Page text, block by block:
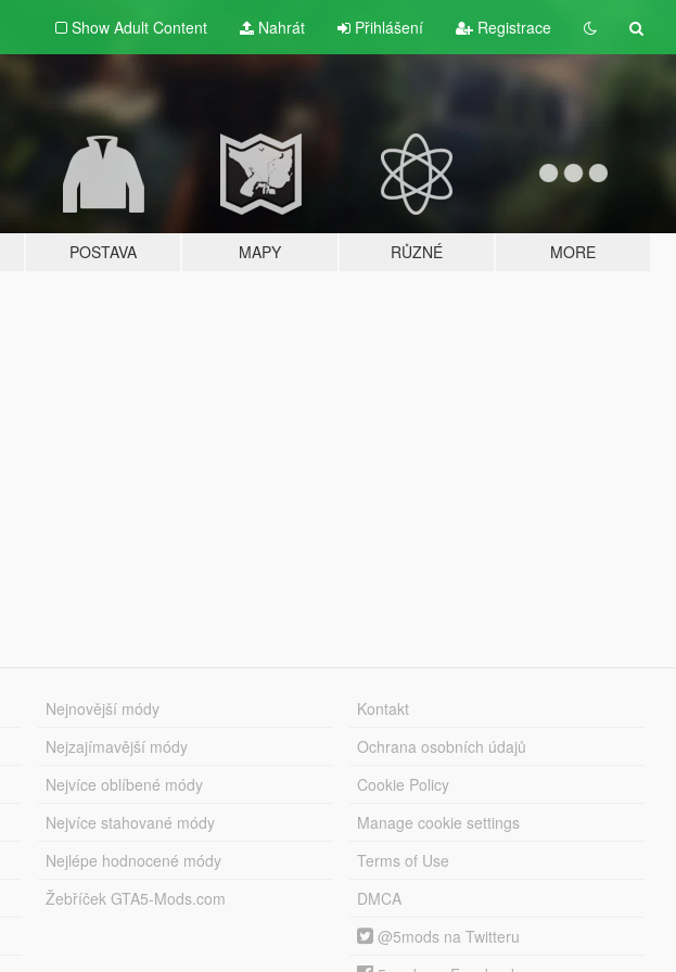
Show Adult Content Nahrát Přihlášení Registrace
POSTAVA MAPY RŮZNÉ MORE
Nejnovější módy
Nejzajímavější módy
Nejvíce oblíbené módy
Nejvíce stahované módy
Nejlépe hodnocené módy
Žebříček GTA5-Mods.com
Kontakt
Ochrana osobních údajů
Cookie Policy
Manage cookie settings
Terms of Use
DMCA
@5mods na Twitteru